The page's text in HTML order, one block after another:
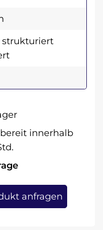
strukturiert
innerhalb
anfragen